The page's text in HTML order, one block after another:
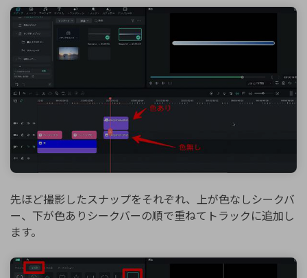
先ほど撮影したスナップをそれぞれ、上が色なしシークバ
ー、下が色ありシークバーの順で重ねてトラックに追加し
ます。